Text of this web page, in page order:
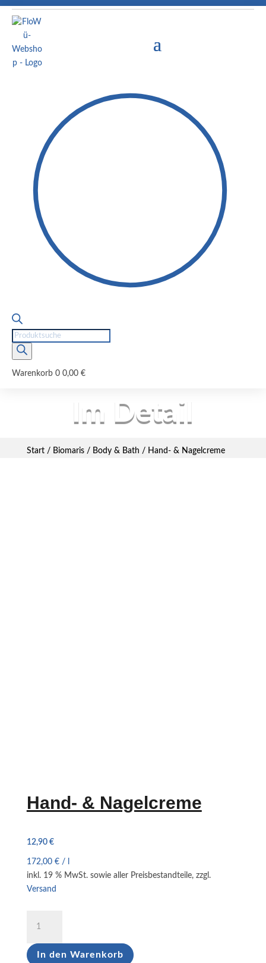
Products
search
Warenkorb 0 0,00 €
Im Detail
Start/ Biomaris/ Body & Bath / Hand- & Nagelcreme
Hand- & Nagelcreme
12,90 €
172,00 €/
inkl. 19 % MwSt. sowie aller Preisbestandteile, zzgl.
Versand
Nagelcreme
MengeIn den Warenkorb